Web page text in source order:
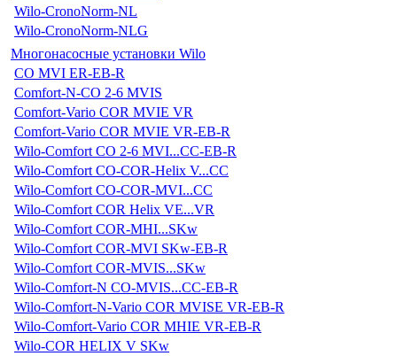
Wilo-CronoNorm-NL
Wilo-CronoNorm-NLG
Многонасосные установки Wilo
CO MVI ER-EB-R
Comfort-N-CO 2-6 MVIS
Comfort-Vario COR MVIE VR
Comfort-Vario COR MVIE VR-EB-R
Wilo-Comfort CO 2-6 MVI...CC-EB-R
Wilo-Comfort CO-COR-Helix V...CC
Wilo-Comfort CO-COR-MVI...CC
Wilo-Comfort COR Helix VE...VR
Wilo-Comfort COR-MHI...SKw
Wilo-Comfort COR-MVI SKw-EB-R
Wilo-Comfort COR-MVIS...SKw
Wilo-Comfort-N CO-MVIS...CC-EB-R
Wilo-Comfort-N-Vario COR MVISE VR-EB-R
Wilo-Comfort-Vario COR MHIE VR-EB-R
Wilo-COR HELIX V SKw